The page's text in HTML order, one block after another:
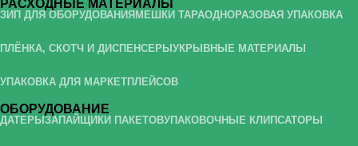
РАСХОДНЫЕ МАТЕРИАЛЫ
ЗИП ДЛЯ ОБОРУДОВАНИЯ МЕШКИ ТАРАОДНОРАЗОВАЯ УПАКОВКА
ПЛЁНКА, СКОТЧ И ДИСПЕНСЕРЫ УКРЫВНЫЕ МАТЕРИАЛЫ
УПАКОВКА ДЛЯ МАРКЕТПЛЕЙСОВ
ОБОРУДОВАНИЕ
ДАТЕРЫ ЗАПАЙЩИКИ ПАКЕТОВУПАКОВОЧНЫЕ КЛИПСАТОРЫ